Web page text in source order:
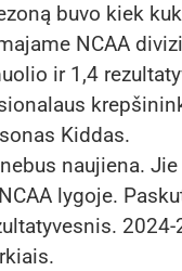
buvo kiek
NCAA
ir 1,4
Kiddas.
naujiena.
lygoje.